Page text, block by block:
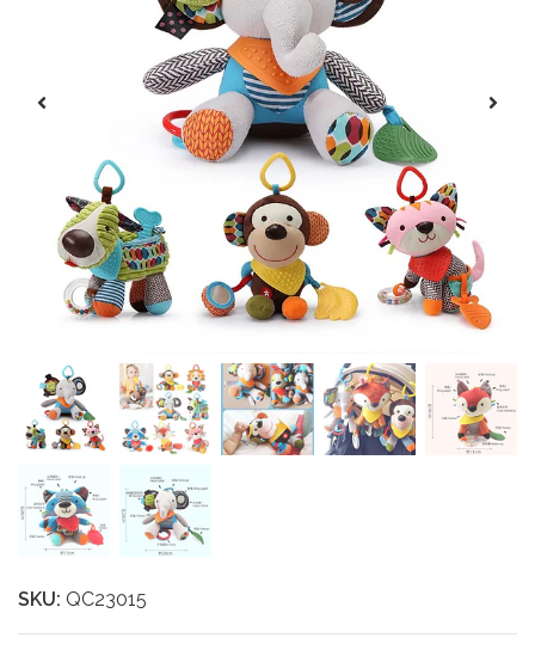
SKU: QC23015